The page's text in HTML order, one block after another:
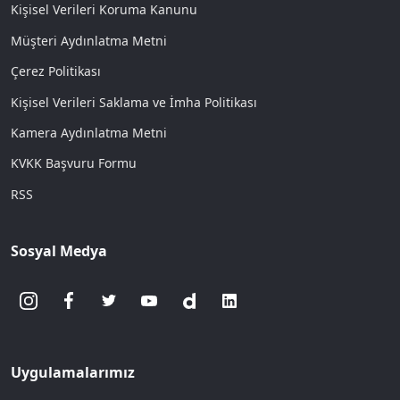
Kişisel Verileri Koruma Kanunu
Müşteri Aydınlatma Metni
Çerez Politikası
Kişisel Verileri Saklama ve İmha Politikası
Kamera Aydınlatma Metni
KVKK Başvuru Formu
RSS
Sosyal Medya
Uygulamalarımız